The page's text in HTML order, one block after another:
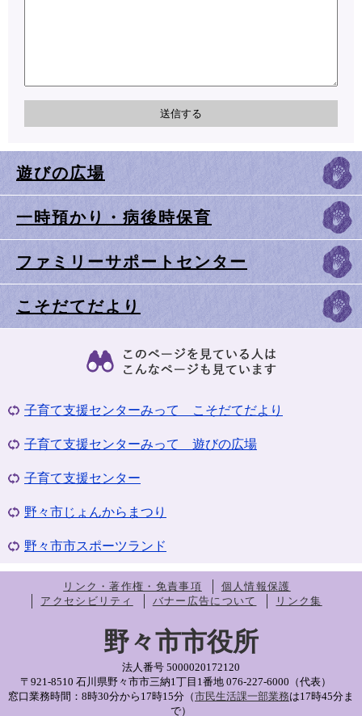
遊びの広場
一時預かり・病後時保育
ファミリーサポートセンター
こそだてだより
子育て支援センターみって こそだてだより
子育て支援センターみって 遊びの広場
子育て支援センター
野々市じょんからまつり
野々市市スポーツランド
リンク・著作権・免責事項
個人情報保護
アクセシビリティ
バナー広告について リンク集
野々市市役所
法人番号 5000020172120
〒921-8510 石川県野々市市三納1丁目1番地 076-227-6000（代表）
窓口業務時間：8時30分から17時15分（市民生活課一部業務は17時45分ま
で）